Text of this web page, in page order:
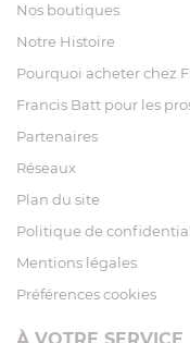
Nos boutiques
Notre Histoire
Pourquoi acheter chez
Francis Batt pour les
Partenaires
Réseaux
Plan du site
Politique de
Mentions légales
Préférences cookies